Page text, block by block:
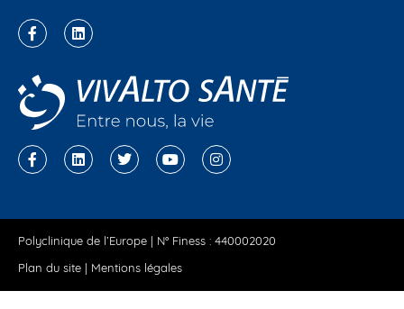
Polyclinique de l’Europe | N° Finess : 440002020
Plan du site | Mentions légales